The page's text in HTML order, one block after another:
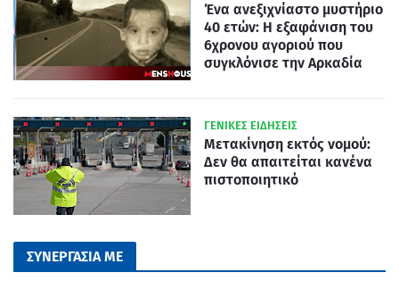
Ένα ανεξιχνίαστο μυστήριο
40 ετών: Η εξαφάνιση του
6χρονου αγοριού που
συγκλόνισε την Αρκαδία
ΓΕΝΙΚΕΣ ΕΙΔΗΣΕΙΣ
Μετακίνηση εκτός νομού:
Δεν θα απαιτείται κανένα
πιστοποιητικό
ΣΥΝΕΡΓΑΣΙΑ ΜΕ